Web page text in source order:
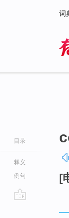
词
目录
释义
例句
[